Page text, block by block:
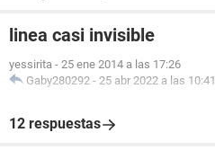
linea casi invisible
yessirita - 25 ene 2014 a las 17:26
Gaby280292 - 25 abr 2022 a las 10:41
12 respuestas